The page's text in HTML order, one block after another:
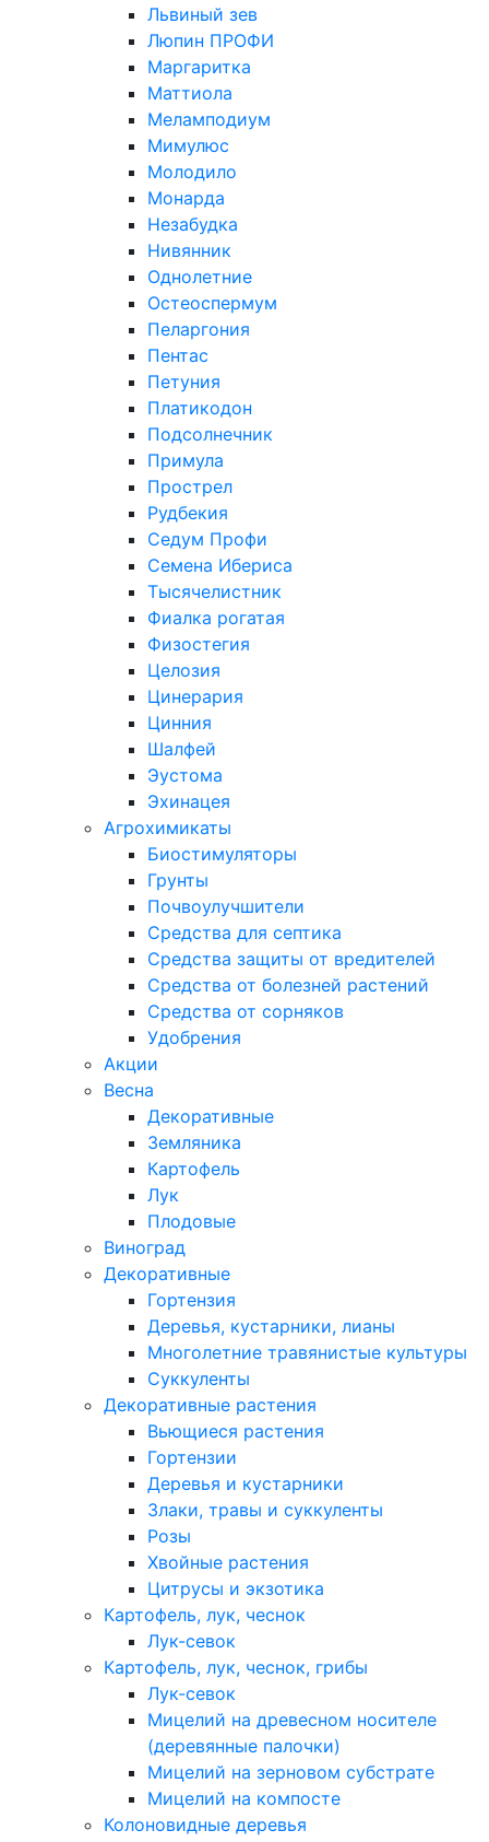
Львиный зев
Люпин ПРОФИ
Маргаритка
Маттиола
Меламподиум
Мимулюс
Молодило
Монарда
Незабудка
Нивянник
Однолетние
Остеоспермум
Пеларгония
Пентас
Петуния
Платикодон
Подсолнечник
Примула
Прострел
Рудбекия
Седум Профи
Семена Ибериса
Тысячелистник
Фиалка рогатая
Физостегия
Целозия
Цинерария
Цинния
Шалфей
Эустома
Эхинацея
Агрохимикаты
Биостимуляторы
Грунты
Почвоулучшители
Средства для септика
Средства защиты от вредителей
Средства от болезней растений
Средства от сорняков
Удобрения
Акции
Весна
Декоративные
Земляника
Картофель
Лук
Плодовые
Виноград
Декоративные
Гортензия
Деревья, кустарники, лианы
Многолетние травянистые культуры
Суккуленты
Декоративные растения
Вьющиеся растения
Гортензии
Деревья и кустарники
Злаки, травы и суккуленты
Розы
Хвойные растения
Цитрусы и экзотика
Картофель, лук, чеснок
Лук-севок
Картофель, лук, чеснок, грибы
Лук-севок
Мицелий на древесном носителе
(деревянные палочки)
Мицелий на зерновом субстрате
Мицелий на компосте
Колоновидные деревья